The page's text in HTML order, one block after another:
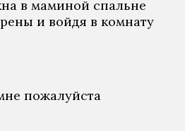
в маминой спальне
и войдя в комнату
пожалуйста